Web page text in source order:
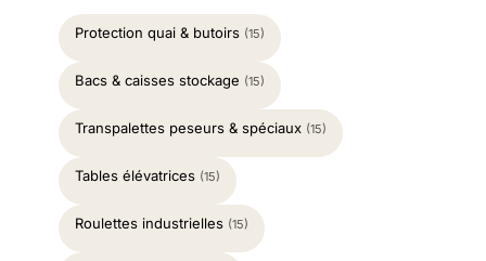
Protection quai & butoirs (15)
Bacs & caisses stockage (15)
Transpalettes peseurs & spéciaux (15)
Tables élévatrices (15)
Roulettes industrielles (15)